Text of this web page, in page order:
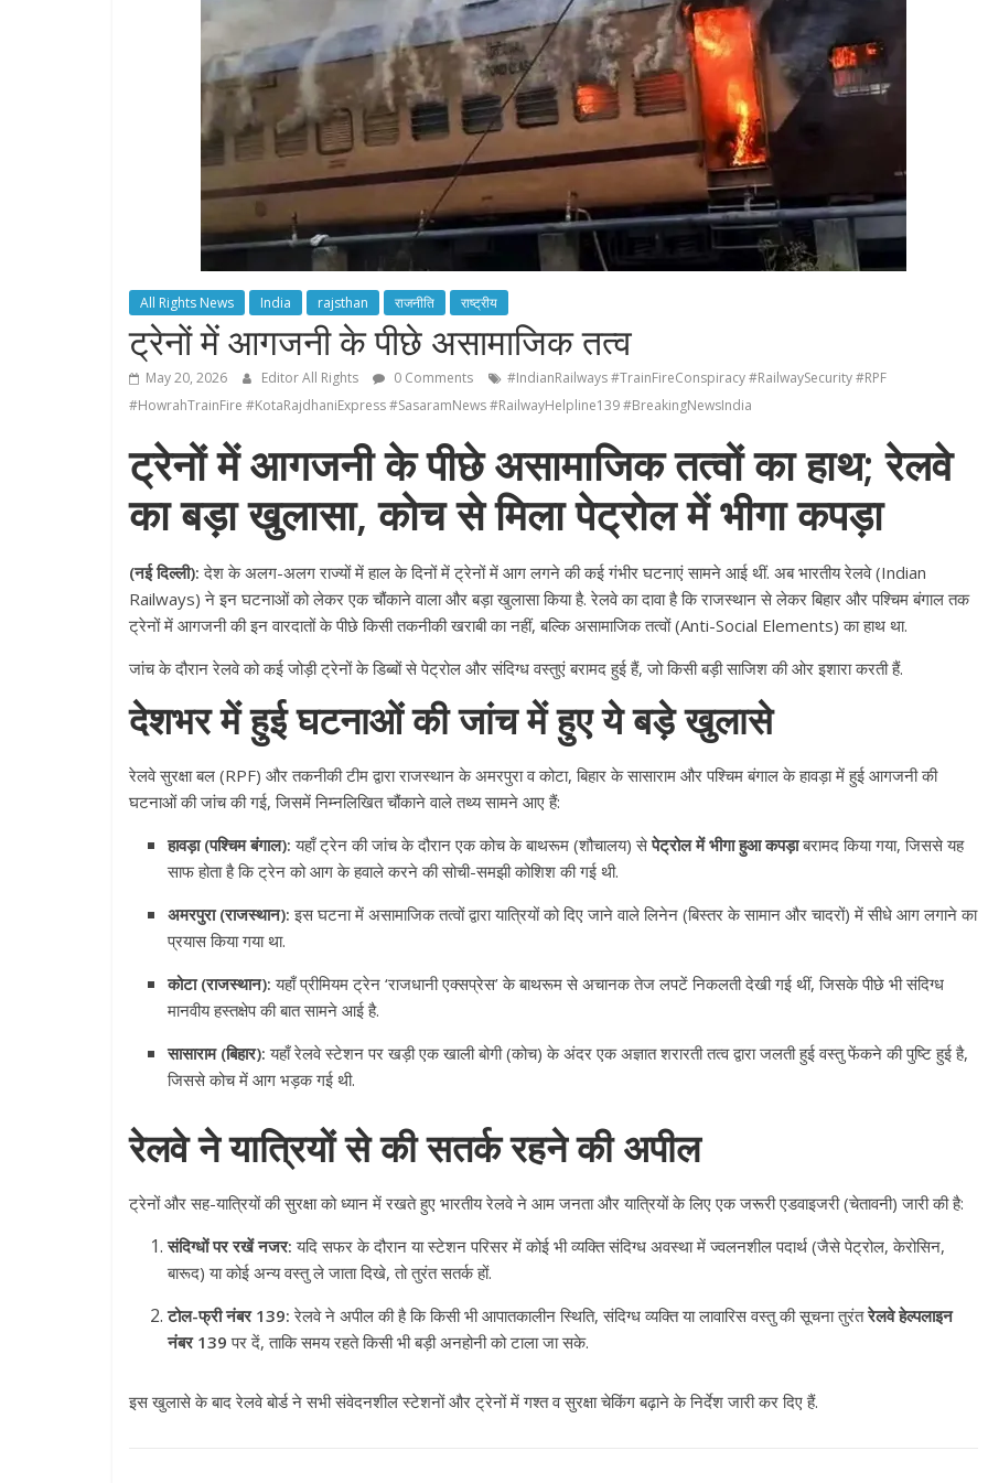
All Rights News India rajsthan राजनीति राष्ट्रीय
ट्रेनों में आगजनी के पीछे असामाजिक तत्व
May 20, 2026 Editor All Rights 0 Comments
#IndianRailways #TrainFireConspiracy #RailwaySecurity #RPF
#HowrahTrainFire #KotaRajdhaniExpress #SasaramNews #RailwayHelpline139 #BreakingNewsIndia
ट्रेनों में आगजनी के पीछे असामाजिक तत्वों का हाथ; रेलवे
का बड़ा खुलासा, कोच से मिला पेट्रोल में भीगा कपड़ा
(नई दिल्ली): देश के अलग-अलग राज्यों में हाल के दिनों में ट्रेनों में आग लगने की कई गंभीर घटनाएं सामने आई थीं. अब भारतीय रेलवे (Indian
Railways) ने इन घटनाओं को लेकर एक चौंकाने वाला और बड़ा खुलासा किया है. रेलवे का दावा है कि राजस्थान से लेकर बिहार और पश्चिम बंगाल तक
ट्रेनों में आगजनी की इन वारदातों के पीछे किसी तकनीकी खराबी का नहीं, बल्कि असामाजिक तत्वों (Anti-Social Elements) का हाथ था.
जांच के दौरान रेलवे को कई जोड़ी ट्रेनों के डिब्बों से पेट्रोल और संदिग्ध वस्तुएं बरामद हुई हैं, जो किसी बड़ी साजिश की ओर इशारा करती हैं.
देशभर में हुई घटनाओं की जांच में हुए ये बड़े खुलासे
रेलवे सुरक्षा बल (RPF) और तकनीकी टीम द्वारा राजस्थान के अमरपुरा व कोटा, बिहार के सासाराम और पश्चिम बंगाल के हावड़ा में हुई आगजनी की
घटनाओं की जांच की गई, जिसमें निम्नलिखित चौंकाने वाले तथ्य सामने आए हैं:
हावड़ा (पश्चिम बंगाल): यहाँ ट्रेन की जांच के दौरान एक कोच के बाथरूम (शौचालय) सेपेट्रोल में भीगा हुआ कपड़ाबरामद किया गया, जिससे यह
साफ होता है कि ट्रेन को आग के हवाले करने की सोची-समझी कोशिश की गई थी.
अमरपुरा (राजस्थान): इस घटना में असामाजिक तत्वों द्वारा यात्रियों को दिए जाने वाले लिनेन (बिस्तर के सामान और चादरों) में सीधे आग लगाने का
प्रयास किया गया था.
कोटा (राजस्थान): यहाँ प्रीमियम ट्रेन ‘राजधानी एक्सप्रेस’ के बाथरूम से अचानक तेज लपटें निकलती देखी गई थीं, जिसके पीछे भी संदिग्ध
मानवीय हस्तक्षेप की बात सामने आई है.
सासाराम (बिहार): यहाँ रेलवे स्टेशन पर खड़ी एक खाली बोगी (कोच) के अंदर एक अज्ञात शरारती तत्व द्वारा जलती हुई वस्तु फेंकने की पुष्टि हुई है,
जिससे कोच में आग भड़क गई थी.
रेलवे ने यात्रियों से की सतर्क रहने की अपील
ट्रेनों और सह-यात्रियों की सुरक्षा को ध्यान में रखते हुए भारतीय रेलवे ने आम जनता और यात्रियों के लिए एक जरूरी एडवाइजरी (चेतावनी) जारी की है:
संदिग्धों पर रखें नजर: यदि सफर के दौरान या स्टेशन परिसर में कोई भी व्यक्ति संदिग्ध अवस्था में ज्वलनशील पदार्थ (जैसे पेट्रोल, केरोसिन,
बारूद) या कोई अन्य वस्तु ले जाता दिखे, तो तुरंत सतर्क हों.
टोल-फ्री नंबर 139: रेलवे ने अपील की है कि किसी भी आपातकालीन स्थिति, संदिग्ध व्यक्ति या लावारिस वस्तु की सूचना तुरंतरेलवे हेल्पलाइन
नंबर 139 पर दें, ताकि समय रहते किसी भी बड़ी अनहोनी को टाला जा सके.
इस खुलासे के बाद रेलवे बोर्ड ने सभी संवेदनशील स्टेशनों और ट्रेनों में गश्त व सुरक्षा चेकिंग बढ़ाने के निर्देश जारी कर दिए हैं.
All Rights News